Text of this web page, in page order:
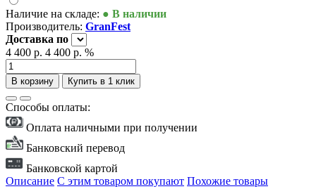
Наличие на складе: ● В наличии
Производитель: GranFest
Доставка по
4 400 р. 4 400 р. %
В корзину Купить в 1 клик
Способы оплаты:
Оплата наличными при получении
Банковский перевод
Банковской картой
Описание С этим товаром покупают Похожие товары